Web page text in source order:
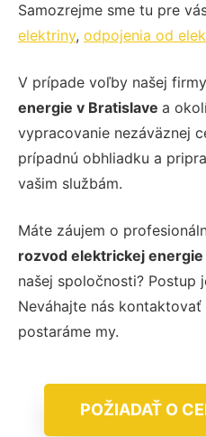
Samozrejme sme tu pre
elektriny, odpojenia od
V prípade voľby našej
energie v Bratislave a
vypracovanie nezáväznej
prípadnú obhliadku a
vašim službám.
Máte záujem o
rozvod elektrickej energie
našej spoločnosti? Postup
Neváhajte nás
postaráme my.
POŽIADAŤ O